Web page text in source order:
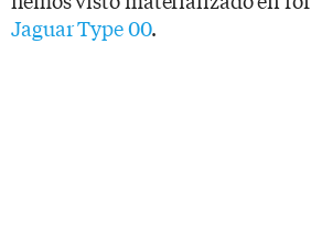
Jaguar Type 00.